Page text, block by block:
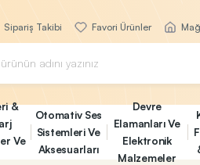
Sipariş Takibi Favori Ürünler
&
Ve
Otomativ Ses
Sistemleri Ve
Aksesuarları
Devre
Elamanları Ve
Elektronik
Malzemeler